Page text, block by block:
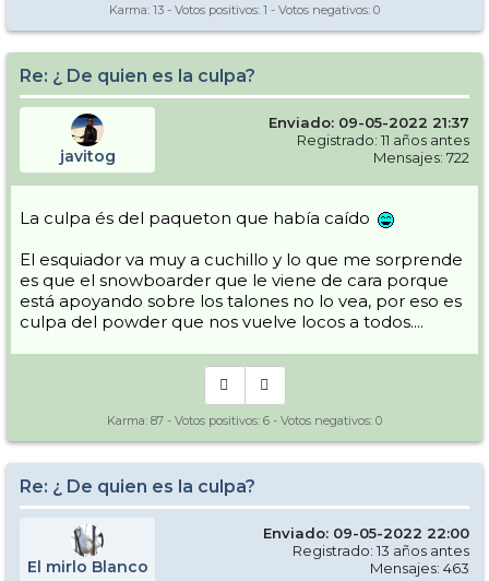
Karma: 13 - Votos positivos: 1 - Votos negativos: 0
Re: ¿ De quien es la culpa?
javitog
Enviado: 09-05-2022 21:37
Registrado: 11 años antes
Mensajes: 722
La culpa és del paqueton que había caído
El esquiador va muy a cuchillo y lo que me sorprende
es que el snowboarder que le viene de cara porque
está apoyando sobre los talones no lo vea, por eso es
culpa del powder que nos vuelve locos a todos....
Karma: 87 - Votos positivos: 6 - Votos negativos: 0
Re: ¿ De quien es la culpa?
El mirlo Blanco
Enviado: 09-05-2022 22:00
Registrado: 13 años antes
Mensajes: 463